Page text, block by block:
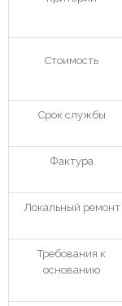
Стоимость
Срок службы
Фактура
Локальный ремонт
Требования к
основанию